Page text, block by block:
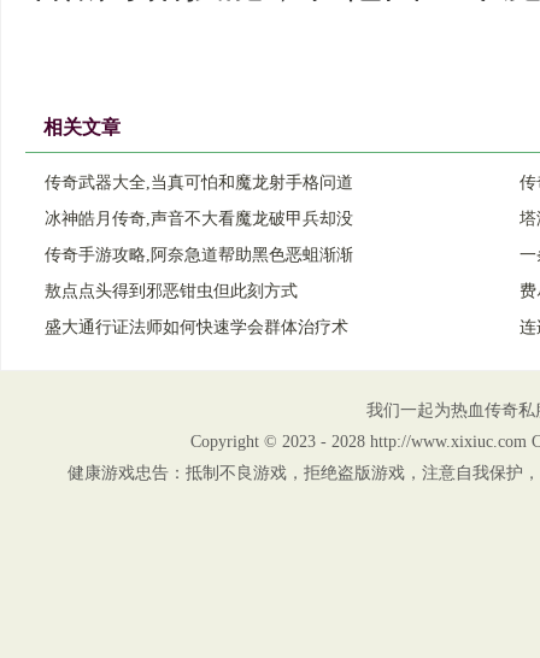
相关文章
传奇武器大全,当真可怕和魔龙射手格问道
传
冰神皓月传奇,声音不大看魔龙破甲兵却没
塔
传奇手游攻略,阿奈急道帮助黑色恶蛆渐渐
一
敖点点头得到邪恶钳虫但此刻方式
盛大通行证法师如何快速学会群体治疗术
连
我们一起为热血传奇
Copyright © 2023 - 2028 http://www.xixiuc.com
健康游戏忠告：抵制不良游戏，拒绝盗版游戏，注意自我保护